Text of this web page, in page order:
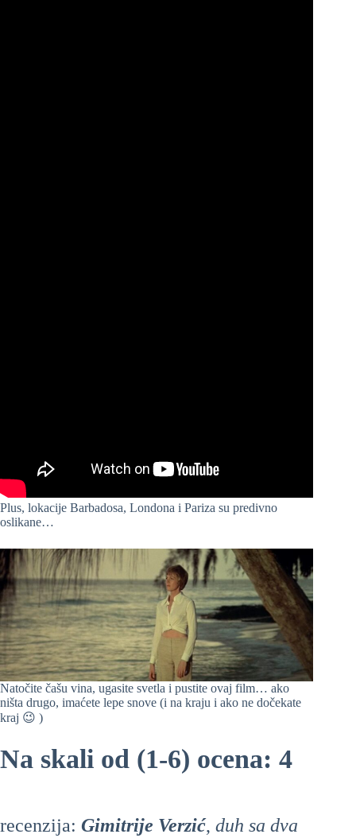
Plus, lokacije Barbadosa, Londona i Pariza su predivno
oslikane…
Natočite čašu vina, ugasite svetla i pustite ovaj film… ako
ništa drugo, imaćete lepe snove (i na kraju i ako ne dočekate
kraj 😉 )
Na skali od (1-6) ocena: 4
recenzija: Gimitrije Verzić, duh sa dva